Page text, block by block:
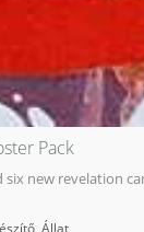
Pack
six new revelation
,